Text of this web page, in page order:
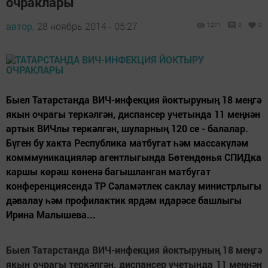
автор, 28 ноябрь 2014 - 05:27 1271 0 0
Быел Татарстанда ВИЧ-инфекция йоктыруның 18 меңгә
якын очрагы теркәлгән, диспансер учетында 11 меңнән
артык ВИЧлы теркәлгән, шуларның 120 се - балалар.
Бүген бу хакта Республика матбугат һәм массакүләм
комммуникацияләр агентлыгында Бөтендөнья СПИДка
каршы көрәш көненә багышланган матбугат
конференциясендә ТР Сәламәтлек саклау министрлыгы
дәвалау һәм профилактик ярдәм идарәсе башлыгы
Ирина Малышева...
Быел Татарстанда ВИЧ-инфекция йоктыруның 18 меңгә
якын очрагы теркәлгән, диспансер учетында 11 меңнән